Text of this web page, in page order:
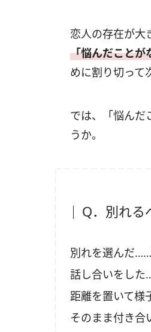
恋人の存在が大
「悩んだことが
めに割り切って
では、「悩んだ
うか。
Q．別れる
別れを選んだ
話し合いをし
距離を置いて
そのまま付き